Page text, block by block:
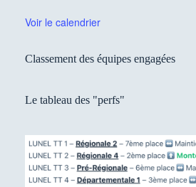
Voir le calendrier
Classement des équipes engagées
Le tableau des "perfs"